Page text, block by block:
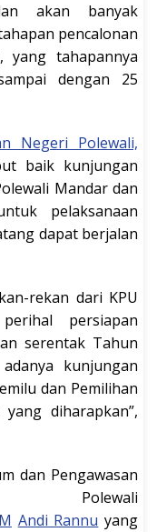
akan banyak
pencalonan
yang tahapannya
dengan 25
Negeri Polewali,
baik kunjungan
Mandar dan
pelaksanaan
dapat berjalan
rekan dari KPU
persiapan
serentak Tahun
kunjungan
dan Pemilihan
diharapkan”,
dan Pengawasan
Polewali
Andi Rannu yang